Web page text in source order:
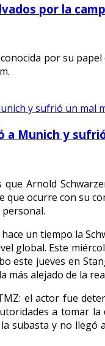
por la
por su
a Munich y
que Arnold
ocurre con su
un tiempo la
global. Este
este jueves en
más alejado de la
el actor fue
a tomar
subasta y no llegó